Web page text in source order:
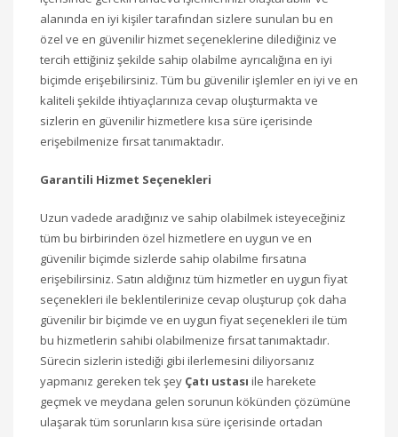
alanında en iyi kişiler tarafından sizlere sunulan bu en
özel ve en güvenilir hizmet seçeneklerine dilediğiniz ve
tercih ettiğiniz şekilde sahip olabilme ayrıcalığına en iyi
biçimde erişebilirsiniz. Tüm bu güvenilir işlemler en iyi ve en
kaliteli şekilde ihtiyaçlarınıza cevap oluşturmakta ve
sizlerin en güvenilir hizmetlere kısa süre içerisinde
erişebilmenize fırsat tanımaktadır.
Garantili Hizmet Seçenekleri
Uzun vadede aradığınız ve sahip olabilmek isteyeceğiniz
tüm bu birbirinden özel hizmetlere en uygun ve en
güvenilir biçimde sizlerde sahip olabilme fırsatına
erişebilirsiniz. Satın aldığınız tüm hizmetler en uygun fiyat
seçenekleri ile beklentilerinize cevap oluşturup çok daha
güvenilir bir biçimde ve en uygun fiyat seçenekleri ile tüm
bu hizmetlerin sahibi olabilmenize fırsat tanımaktadır.
Sürecin sizlerin istediği gibi ilerlemesini diliyorsanız
yapmanız gereken tek şey Çatı ustası ile harekete
geçmek ve meydana gelen sorunun kökünden çözümüne
ulaşarak tüm sorunların kısa süre içerisinde ortadan